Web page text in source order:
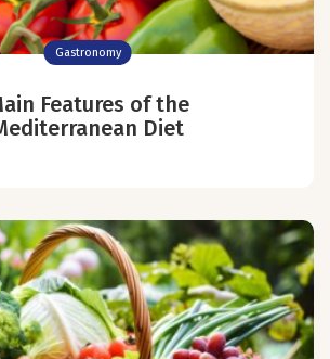
Gastronomy
Features of the
Diet